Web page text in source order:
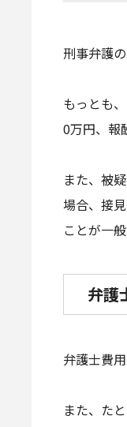
刑事弁護
もっとも
0万円、報
また、被
場合、接
ことが一般
弁護
弁護士費
また、た